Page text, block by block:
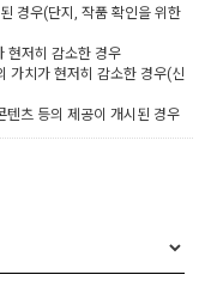
경우(단지, 작품 확인을 위한
현저히 감소한 경우
가치가 현저히 감소한 경우(신
츠 등의 제공이 개시된 경우